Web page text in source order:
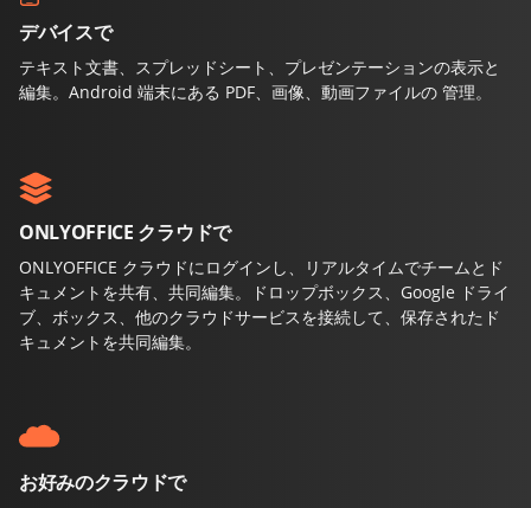
デバイスで
テキスト文書、スプレッドシート、プレゼンテーションの表示と
編集。Android 端末にある PDF、画像、動画ファイルの 管理。
ONLYOFFICE クラウドで
ONLYOFFICE クラウドにログインし、リアルタイムでチームとド
キュメントを共有、共同編集。ドロップボックス、Google ドライ
ブ、ボックス、他のクラウドサービスを接続して、保存されたド
キュメントを共同編集。
お好みのクラウドで